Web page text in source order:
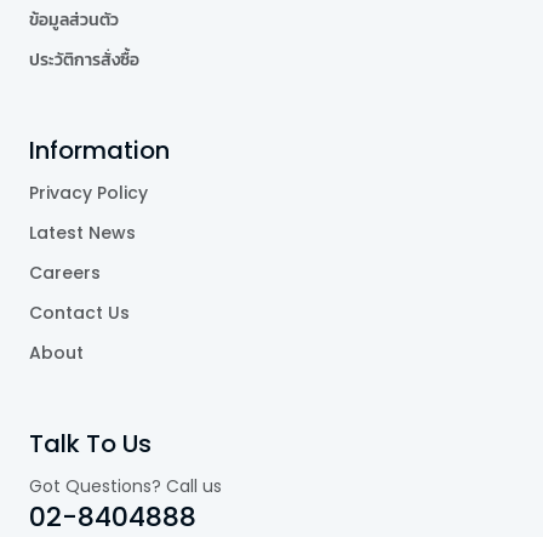
ข้อมูลส่วนตัว
ประวัติการสั่งซื้อ
Information
Privacy Policy
Latest News
Careers
Contact Us
About
Talk To Us
Got Questions? Call us
02-8404888